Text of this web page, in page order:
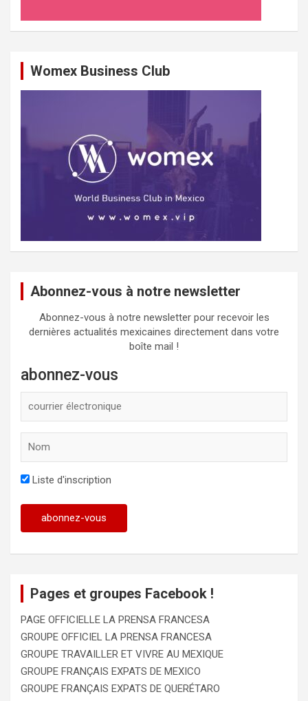
Womex Business Club
Abonnez-vous à notre newsletter
Abonnez-vous à notre newsletter pour recevoir les
dernières actualités mexicaines directement dans votre
boîte mail !
abonnez-vous
Liste d'inscription
Pages et groupes Facebook !
PAGE OFFICIELLE LA PRENSA FRANCESA
GROUPE OFFICIEL LA PRENSA FRANCESA
GROUPE TRAVAILLER ET VIVRE AU MEXIQUE
GROUPE FRANÇAIS EXPATS DE MEXICO
GROUPE FRANÇAIS EXPATS DE QUERÉTARO